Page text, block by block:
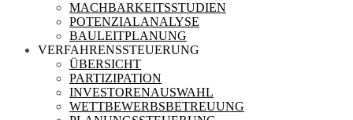
MACHBARKEITSSTUDIEN
POTENZIALANALYSE
BAULEITPLANUNG
VERFAHRENSSTEUERUNG
ÜBERSICHT
PARTIZIPATION
INVESTORENAUSWAHL
WETTBEWERBSBETREUUNG